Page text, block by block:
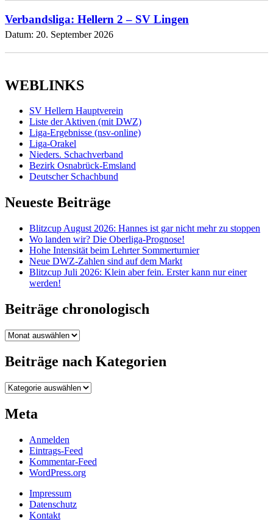
Verbandsliga: Hellern 2 – SV Lingen
Datum: 20. September 2026
WEBLINKS
SV Hellern Hauptverein
Liste der Aktiven (mit DWZ)
Liga-Ergebnisse (nsv-online)
Liga-Orakel
Nieders. Schachverband
Bezirk Osnabrück-Emsland
Deutscher Schachbund
Neueste Beiträge
Blitzcup August 2026: Hannes ist gar nicht mehr zu stoppen
Wo landen wir? Die Oberliga-Prognose!
Hohe Intensität beim Lehrter Sommerturnier
Neue DWZ-Zahlen sind auf dem Markt
Blitzcup Juli 2026: Klein aber fein. Erster kann nur einer
werden!
Beiträge chronologisch
Beiträge
Beiträge nach Kategorien
Beiträge
Kategorien
Meta
Anmelden
Eintrags-Feed
Kommentar-Feed
WordPress.org
Impressum
Datenschutz
Kontakt